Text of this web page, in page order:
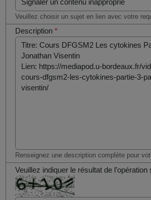
Veuillez choisir un sujet en lien avec votre
Description*
Renseignez une description complète pour
Veuillez indiquer le résultat de